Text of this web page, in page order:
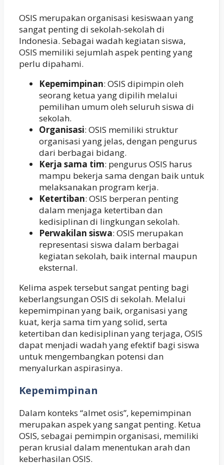
OSIS merupakan organisasi kesiswaan yang
sangat penting di sekolah-sekolah di
Indonesia. Sebagai wadah kegiatan siswa,
OSIS memiliki sejumlah aspek penting yang
perlu dipahami.
Kepemimpinan: OSIS dipimpin oleh
seorang ketua yang dipilih melalui
pemilihan umum oleh seluruh siswa di
sekolah.
Organisasi: OSIS memiliki struktur
organisasi yang jelas, dengan pengurus
dari berbagai bidang.
Kerja sama tim: pengurus OSIS harus
mampu bekerja sama dengan baik untuk
melaksanakan program kerja.
Ketertiban: OSIS berperan penting
dalam menjaga ketertiban dan
kedisiplinan di lingkungan sekolah.
Perwakilan siswa: OSIS merupakan
representasi siswa dalam berbagai
kegiatan sekolah, baik internal maupun
eksternal.
Kelima aspek tersebut sangat penting bagi
keberlangsungan OSIS di sekolah. Melalui
kepemimpinan yang baik, organisasi yang
kuat, kerja sama tim yang solid, serta
ketertiban dan kedisiplinan yang terjaga, OSIS
dapat menjadi wadah yang efektif bagi siswa
untuk mengembangkan potensi dan
menyalurkan aspirasinya.
Kepemimpinan
Dalam konteks “almet osis”, kepemimpinan
merupakan aspek yang sangat penting. Ketua
OSIS, sebagai pemimpin organisasi, memiliki
peran krusial dalam menentukan arah dan
keberhasilan OSIS.